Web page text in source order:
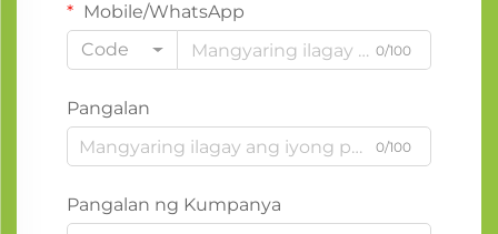
Mobile/WhatsApp
Code
0/100
Pangalan
0/100
Pangalan ng Kumpanya